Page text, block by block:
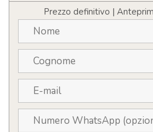
quantitàPrezzo definitivo |